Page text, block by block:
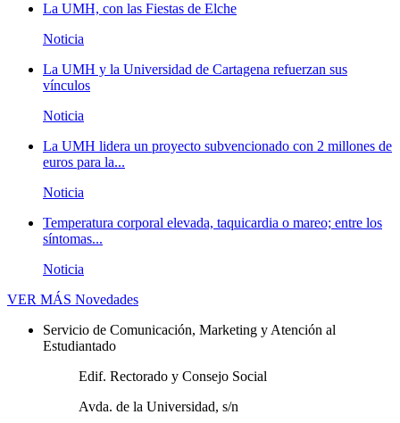
La UMH, con las Fiestas de Elche
Noticia
La UMH y la Universidad de Cartagena refuerzan sus
vínculos
Noticia
La UMH lidera un proyecto subvencionado con 2 millones de
euros para la...
Noticia
Temperatura corporal elevada, taquicardia o mareo; entre los
síntomas...
Noticia
VER MÁS Novedades
Servicio de Comunicación, Marketing y Atención al
Estudiantado
Edif. Rectorado y Consejo Social
Avda. de la Universidad, s/n